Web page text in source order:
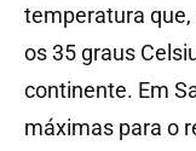
temperatura que,
os 35 graus
continente. Em
máximas para o